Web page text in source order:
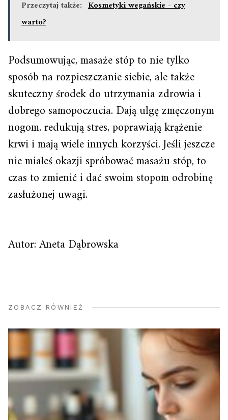
Przeczytaj także: Kosmetyki wegańskie - czy
warto?
Podsumowując, masaże stóp to nie tylko
sposób na rozpieszczanie siebie, ale także
skuteczny środek do utrzymania zdrowia i
dobrego samopoczucia. Dają ulgę zmęczonym
nogom, redukują stres, poprawiają krążenie
krwi i mają wiele innych korzyści. Jeśli jeszcze
nie miałeś okazji spróbować masażu stóp, to
czas to zmienić i dać swoim stopom odrobinę
zasłużonej uwagi.
Autor: Aneta Dąbrowska
ZOBACZ RÓWNIEŻ